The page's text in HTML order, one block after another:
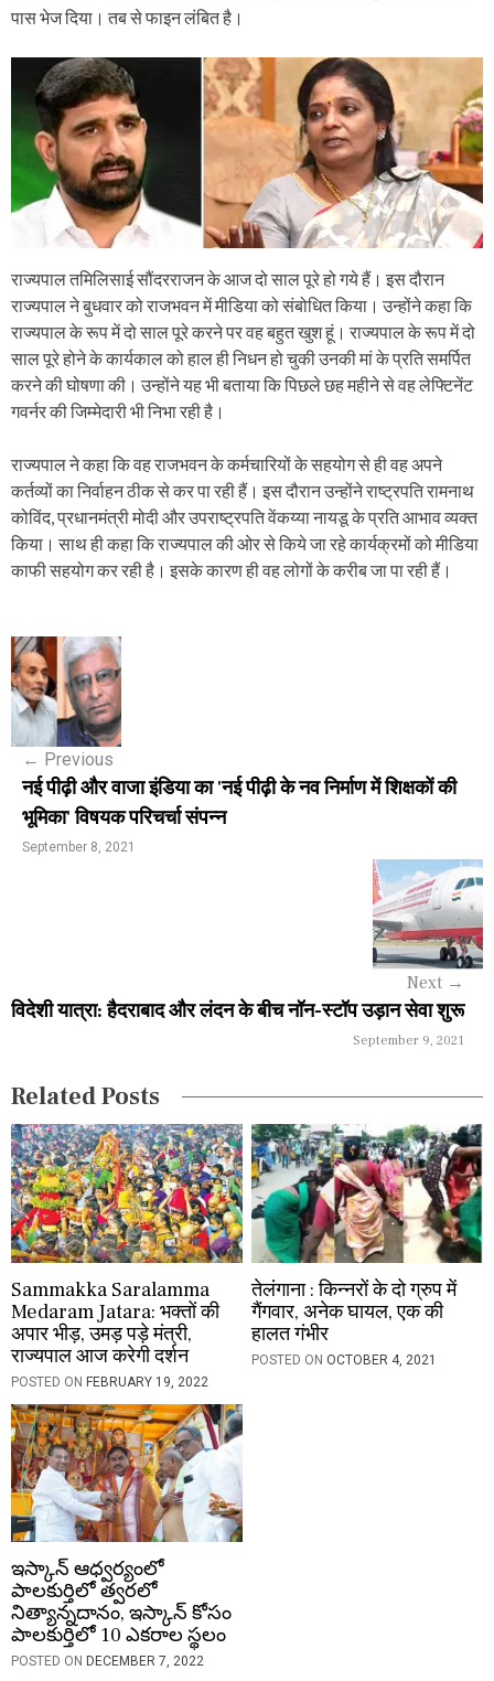
पास भेज दिया। तब से फाइन लंबित है।
राज्यपाल तमिलिसाई सौंदरराजन के आज दो साल पूरे हो गये हैं। इस दौरान
राज्यपाल ने बुधवार को राजभवन में मीडिया को संबोधित किया। उन्होंने कहा कि
राज्यपाल के रूप में दो साल पूरे करने पर वह बहुत खुश हूं। राज्यपाल के रूप में दो
साल पूरे होने के कार्यकाल को हाल ही निधन हो चुकी उनकी मां के प्रति समर्पित
करने की घोषणा की। उन्होंने यह भी बताया कि पिछले छह महीने से वह लेफ्टिनेंट
गवर्नर की जिम्मेदारी भी निभा रही है।
राज्यपाल ने कहा कि वह राजभवन के कर्मचारियों के सहयोग से ही वह अपने
कर्तव्यों का निर्वाहन ठीक से कर पा रही हैं। इस दौरान उन्होंने राष्ट्रपति रामनाथ
कोविंद, प्रधानमंत्री मोदी और उपराष्ट्रपति वेंकय्या नायडू के प्रति आभाव व्यक्त
किया। साथ ही कहा कि राज्यपाल की ओर से किये जा रहे कार्यक्रमों को मीडिया
काफी सहयोग कर रही है। इसके कारण ही वह लोगों के करीब जा पा रही हैं।
P
o
s
n
a
a
i
o
n
← Previous
नई पीढ़ी और वाजा इंडिया का 'नई पीढ़ी के नव निर्माण में शिक्षकों की
भूमिका' विषयक परिचर्चा संपन्न
September 8, 2021
Next →
विदेशी यात्रा: हैदराबाद और लंदन के बीच नॉन-स्टॉप उड़ान सेवा शुरू
September 9, 2021
Related Posts
Sammakka Saralamma
Medaram Jatara: भक्तों की
अपार भीड़, उमड़ पड़े मंत्री,
राज्यपाल आज करेगी दर्शन
POSTED ON FEBRUARY 19, 2022
तेलंगाना : किन्नरों के दो ग्रुप में
गैंगवार, अनेक घायल, एक की
हालत गंभीर
POSTED ON OCTOBER 4, 2021
ఇస్కాన్ ఆధ్వర్యంలో
పాలకుర్తిలో త్వరలో
నిత్యాన్నదానం, ఇస్కాన్ కోసం
పాలకుర్తిలో 10 ఎకరాల స్థలం
POSTED ON DECEMBER 7, 2022